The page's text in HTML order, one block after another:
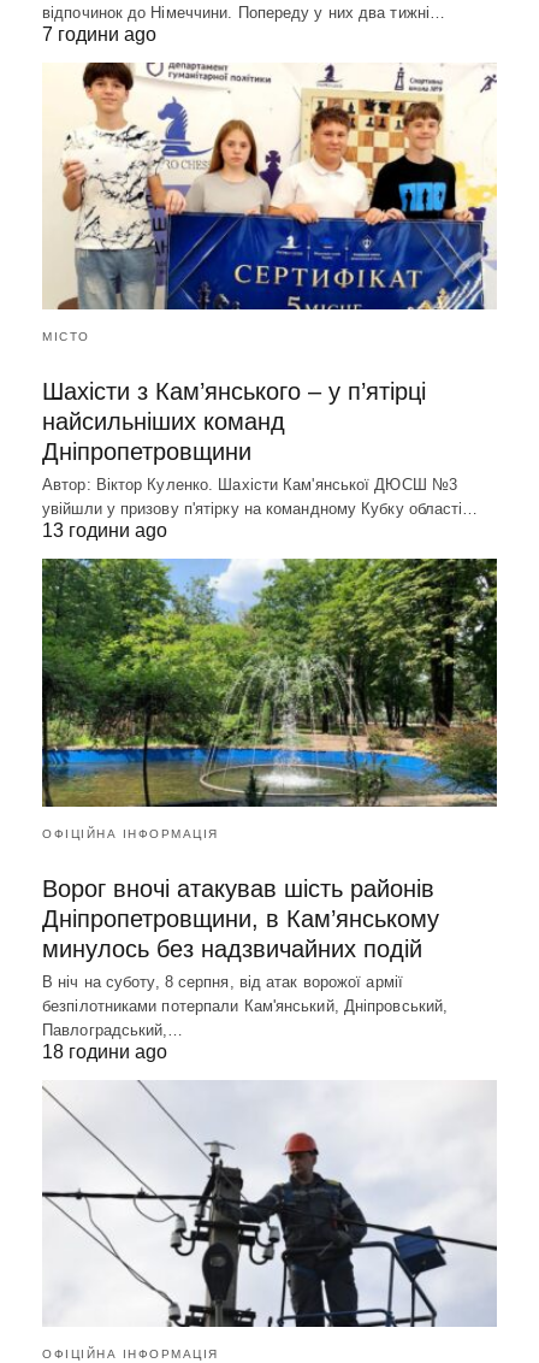
відпочинок до Німеччини. Попереду у них два тижні…
7 години ago
МІСТО
Шахісти з Кам’янського – у п’ятірці
найсильніших команд
Дніпропетровщини
Автор: Віктор Куленко. Шахісти Кам'янської ДЮСШ №3
увійшли у призову п'ятірку на командному Кубку області…
13 години ago
ОФІЦІЙНА ІНФОРМАЦІЯ
Ворог вночі атакував шість районів
Дніпропетровщини, в Кам’янському
минулось без надзвичайних подій
В ніч на суботу, 8 серпня, від атак ворожої армії
безпілотниками потерпали Кам'янський, Дніпровський,
Павлоградський,…
18 години ago
ОФІЦІЙНА ІНФОРМАЦІЯ